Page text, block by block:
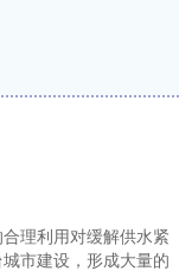
理利用对缓解供水紧
市建设，形成大量的